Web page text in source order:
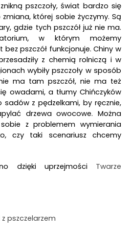
pszczoły, świat bardzo się
której sobie życzymy. Są
gdzie tych pszczół już nie ma.
w którym możemy
pszczół funkcjonuje. Chiny w
z chemią rolniczą i w
wybiły pszczoły w sposób
ma tam pszczół, nie ma też
owadami, a tłumy Chińczyków
z pędzelkami, by ręcznie,
drzewa owocowe. Można
z problemem wymierania
czy taki scenariusz chcemy
dzięki uprzejmości Twarze
pszczelarzem